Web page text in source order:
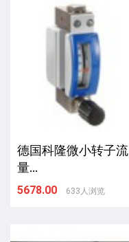
德国科隆微小转子流
量...
5678.00 633人浏览